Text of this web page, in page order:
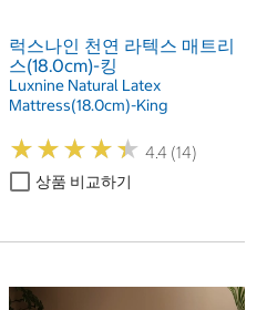
럭스나인 천연 라텍스 매트리
스(18.0cm)-킹
Luxnine Natural Latex
Mattress(18.0cm)-King
★★★★★
★★★★★ 4.4 (14)
상품 비교하기